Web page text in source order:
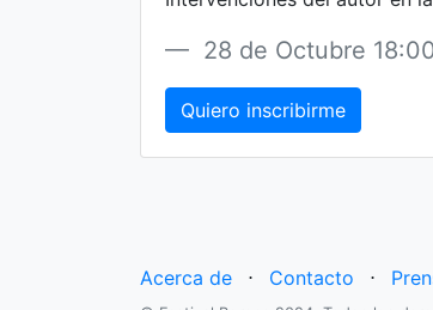
28 de Octubre
Quiero inscribirme
Acerca de ⋅ Contacto ⋅